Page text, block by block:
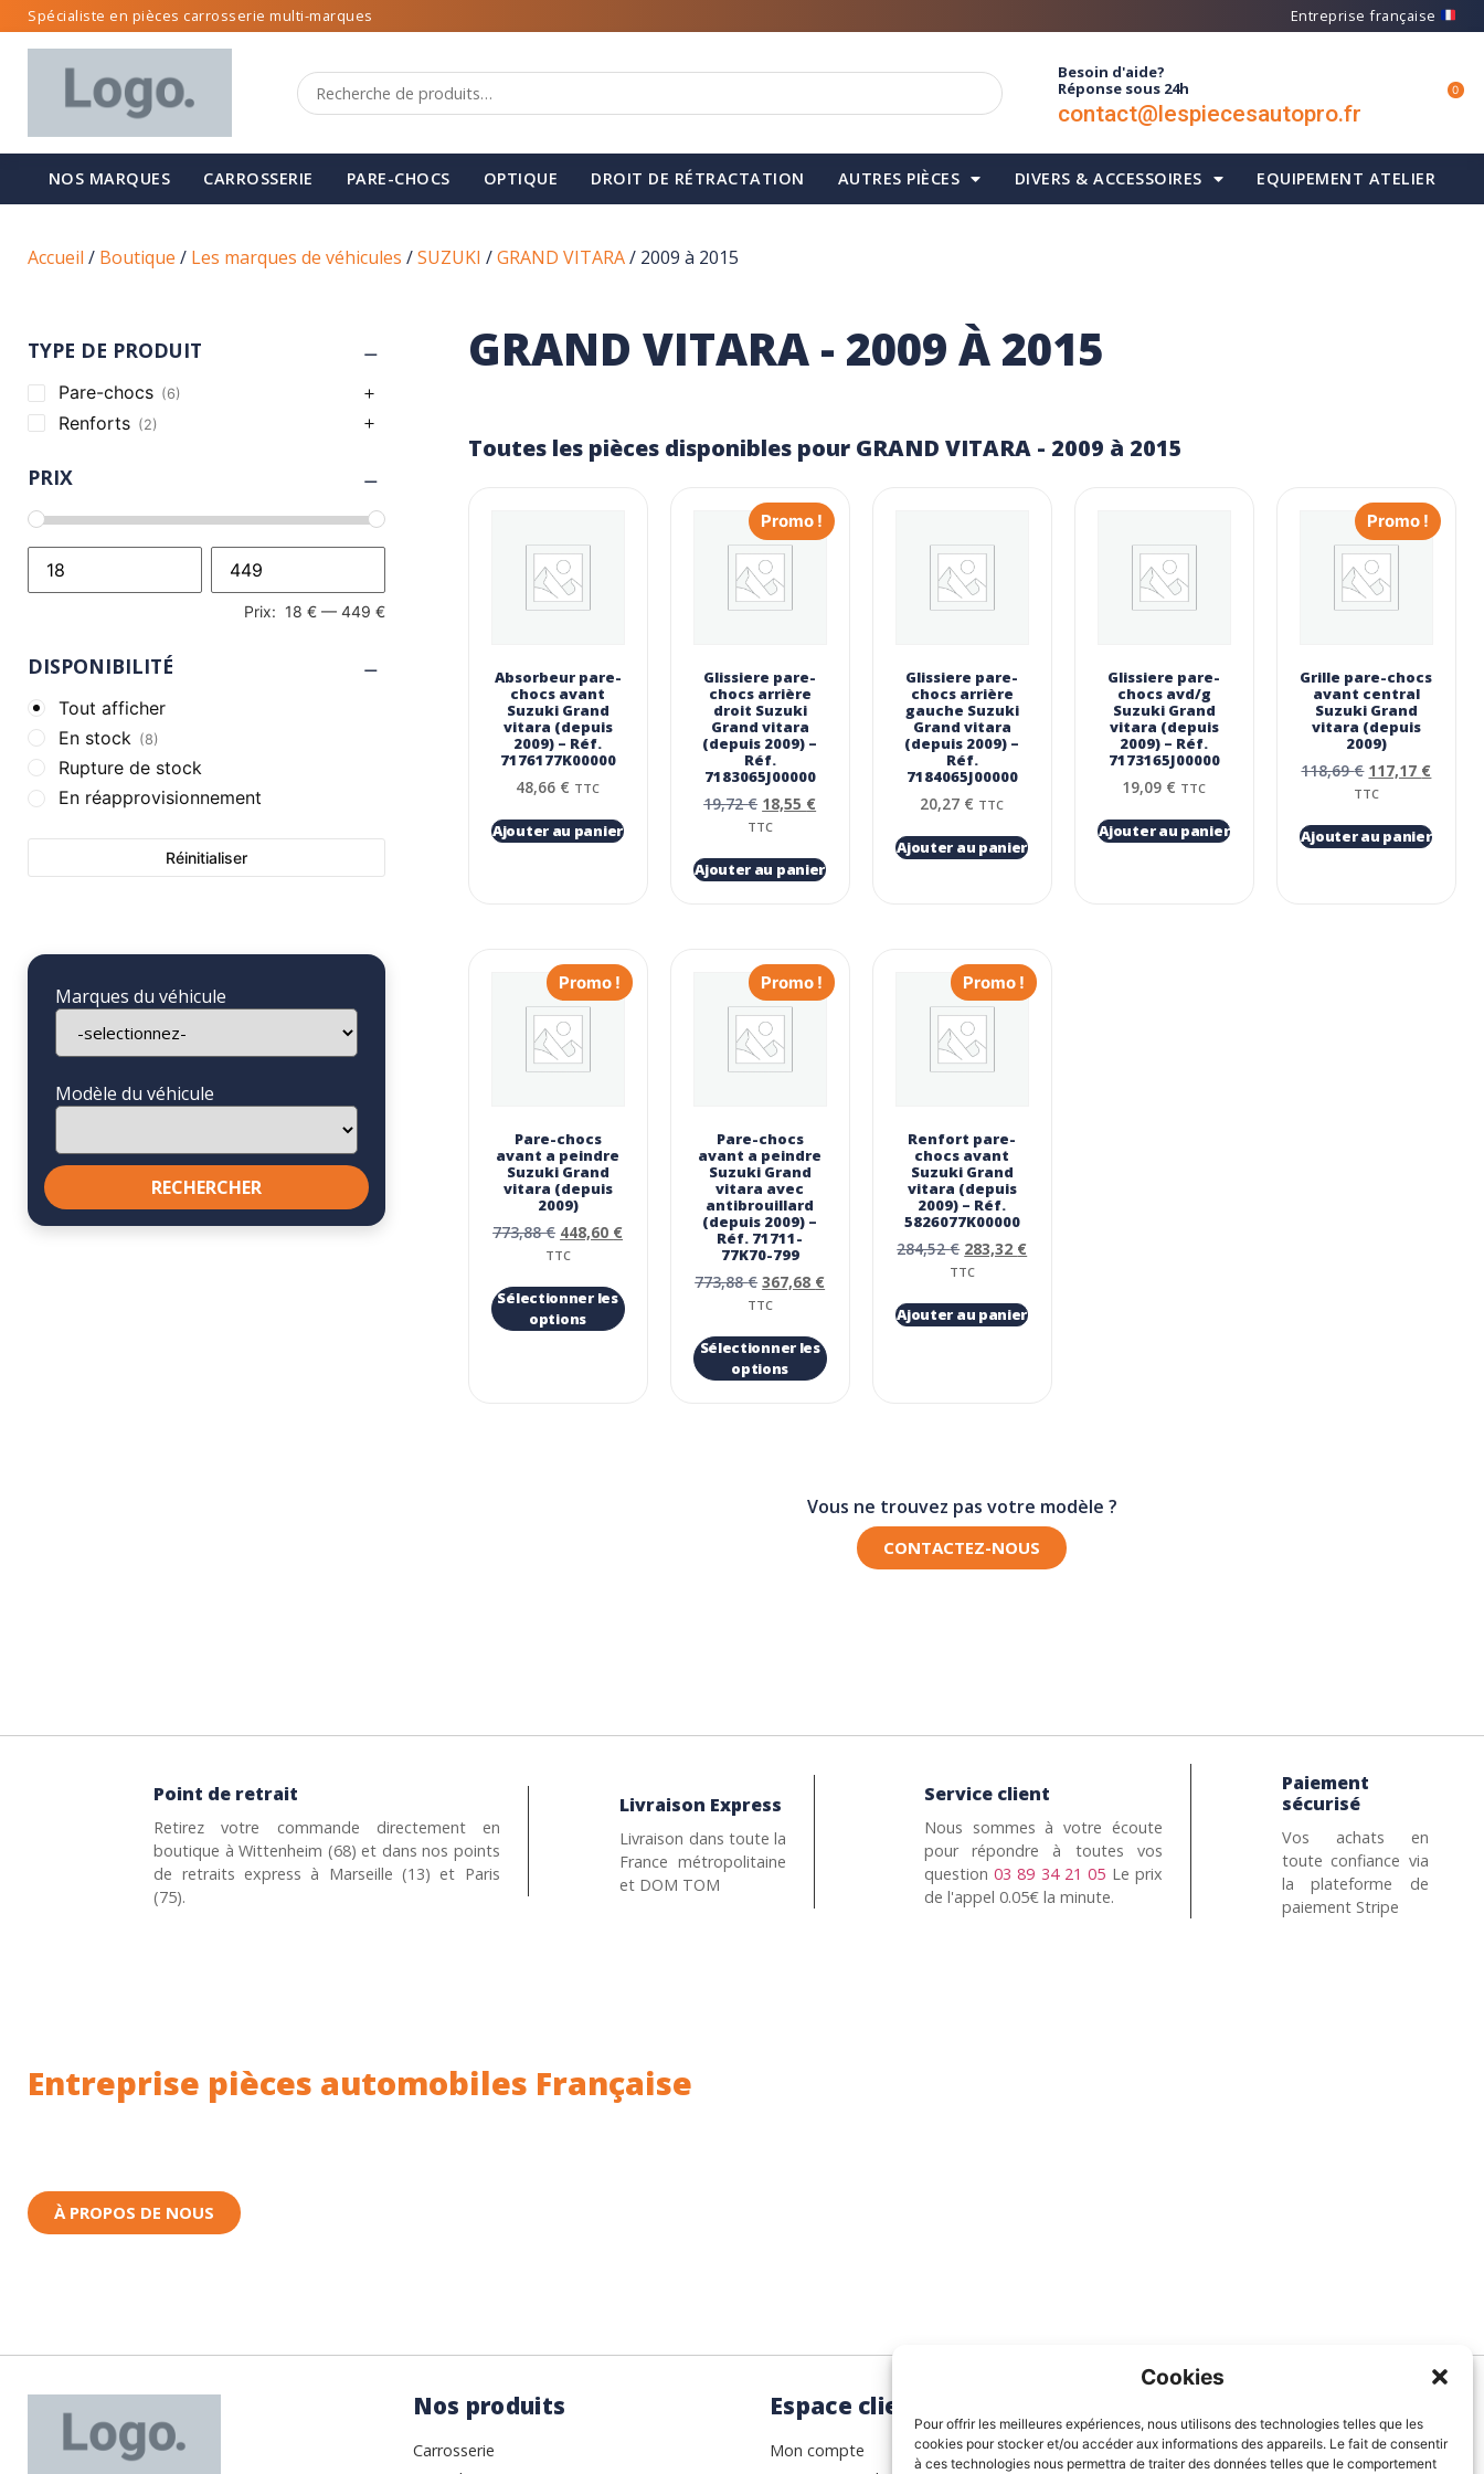
Cookies
Pour offrir les meilleures expériences, nous utilisons des technologies telles que les
cookies pour stocker et/ou accéder aux informations des appareils. Le fait de consentir
à ces technologies nous permettra de traiter des données telles que le comportement
Spécialiste en pièces carrosserie multi-marques Entreprise française
Besoin d'aide?
Réponse sous 24h
contact@lespiecesautopro.fr
0
NOS MARQUES CARROSSERIE PARE-CHOCS OPTIQUE DROIT DE RÉTRACTATION AUTRES PIÈCES DIVERS & ACCESSOIRES EQUIPEMENT ATELIER
Accueil / Boutique / Les marques de véhicules /SUZUKI /GRAND VITARA/ 2009 à 2015
TYPE DE PRODUIT
Pare-chocs (6)
Renforts (2)
PRIX
Prix: 18 €— 449 €
DISPONIBILITÉ
Tout afficher
En stock (8)
Rupture de stock
En réapprovisionnement
Réinitialiser
Marques du véhicule
Modèle du véhicule
GRAND VITARA - 2009 À 2015
Toutes les pièces disponibles pour GRAND VITARA - 2009 à 2015
Absorbeur pare-
chocs avant
Suzuki Grand
vitara (depuis
2009) – Réf.
7176177K00000
48,66 € TTC
Ajouter au panier
Promo !
Glissiere pare-
chocs arrière
droit Suzuki
Grand vitara
(depuis 2009) –
Réf.
7183065J00000
19,72€ 18,55 €
TTC
Ajouter au panier
Glissiere pare-
chocs arrière
gauche Suzuki
Grand vitara
(depuis 2009) –
Réf.
7184065J00000
20,27 € TTC
Ajouter au panier
Glissiere pare-
chocs avd/g
Suzuki Grand
vitara (depuis
2009) – Réf.
7173165J00000
19,09 € TTC
Ajouter au panier
Promo !
Grille pare-chocs
avant central
Suzuki Grand
vitara (depuis
2009)
118,69€ 117,17 €
TTC
Ajouter au panier
Promo !
Pare-chocs
avant a peindre
Suzuki Grand
vitara (depuis
2009)
773,88€ 448,60 €
TTC
Sélectionner les
options
Promo !
Pare-chocs
avant a peindre
Suzuki Grand
vitara avec
antibrouillard
(depuis 2009) –
Réf. 71711-
77K70-799
773,88€ 367,68 €
TTC
Sélectionner les
options
Promo !
Renfort pare-
chocs avant
Suzuki Grand
vitara (depuis
2009) – Réf.
5826077K00000
284,52€ 283,32 €
TTC
Ajouter au panier
Vous ne trouvez pas votre modèle ?
CONTACTEZ-NOUS
Point de retrait
Retirez votre commande directement en
boutique à Wittenheim (68) et dans nos points
de retraits express à Marseille (13) et Paris
(75).
Livraison Express
Livraison dans toute la
France métropolitaine
et DOM TOM
Service client
Nous sommes à votre écoute
pour répondre à toutes vos
question03 89 34 21 05 Le prix
de l'appel 0.05€ la minute.
Paiement
sécurisé
Vos achats en
toute confiance via
la plateforme de
paiement Stripe
Entreprise pièces automobiles Française
À PROPOS DE NOUS
Nos produits
Carrosserie
Espace client
Mon compte
À Propos de nous